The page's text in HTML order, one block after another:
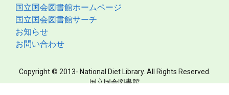
国立国会図書館ホームページ
国立国会図書館サーチ
お知らせ
お問い合わせ
Copyright © 2013- National Diet Library. All Rights Reserved.